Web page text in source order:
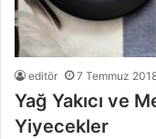
editör 7 Temmuz
Yağ Yakıcı ve
Yiyecekler